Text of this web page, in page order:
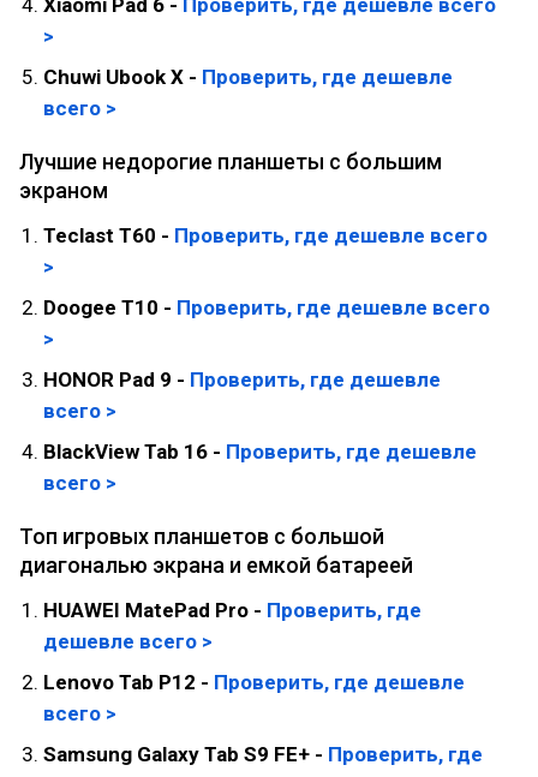
Xiaomi Pad 6 - Проверить, где дешевле всего
>
Chuwi Ubook X - Проверить, где дешевле
всего >
Лучшие недорогие планшеты с большим
экраном
Teclast T60 - Проверить, где дешевле всего
>
Doogee T10 - Проверить, где дешевле всего
>
HONOR Pad 9 - Проверить, где дешевле
всего >
BlackView Tab 16 - Проверить, где дешевле
всего >
Топ игровых планшетов с большой
диагональю экрана и емкой батареей
HUAWEI MatePad Pro - Проверить, где
дешевле всего >
Lenovo Tab P12 - Проверить, где дешевле
всего >
Samsung Galaxy Tab S9 FE+ - Проверить, где